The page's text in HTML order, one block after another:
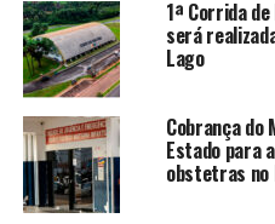
1ª Corrida
será
Lago
Cobrança do
Estado para
obstetras no